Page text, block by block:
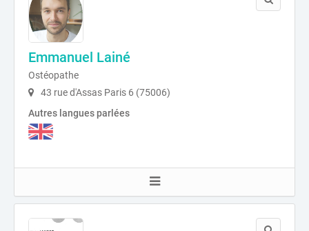
Emmanuel Lainé
Ostéopathe
43 rue d'Assas Paris 6 (75006)
Autres langues parlées